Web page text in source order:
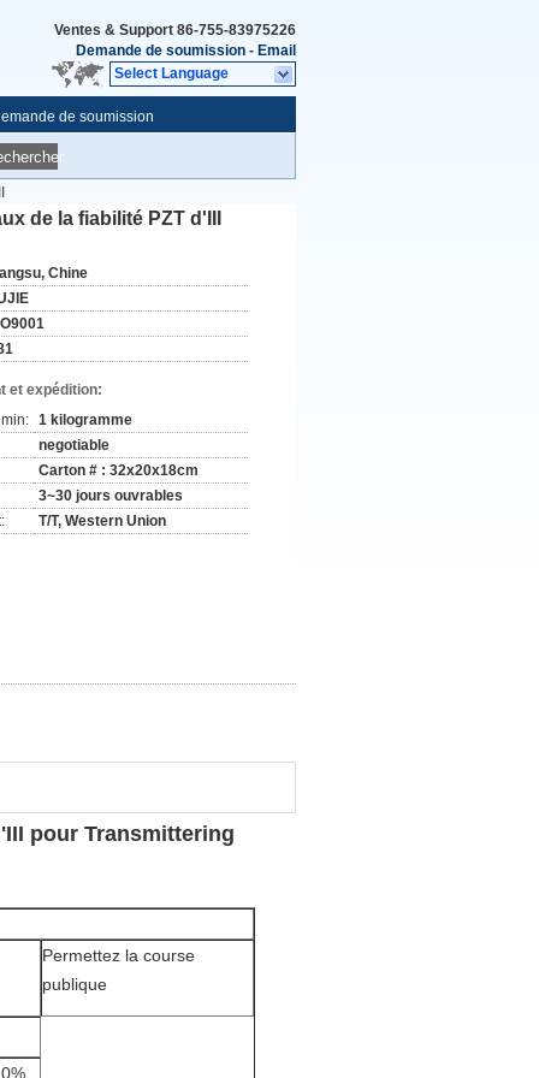
Ventes & Support 86-755-83975226
Demande de soumission - Email
Select Language
de soumission
de la fiabilité PZT d'III
Chine
et expédition:
1 kilogramme
negotiable
Carton # : 32x20x18cm
3~30 jours ouvrables
T/T, Western Union
pour Transmittering
Permettez la course
publique